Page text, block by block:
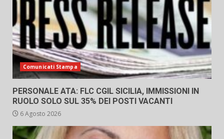
Comunicati Stampa
PERSONALE ATA: FLC CGIL SICILIA, IMMISSIONI IN
RUOLO SOLO SUL 35% DEI POSTI VACANTI
6 Agosto 2026